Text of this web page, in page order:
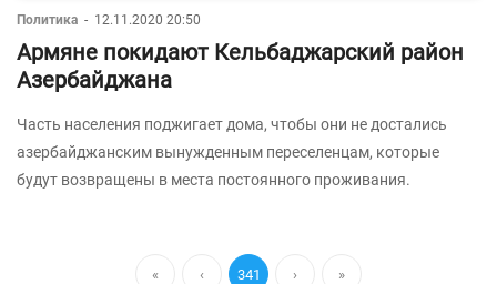
Политика - 12.11.2020 20:50
Армяне покидают Кельбаджарский район
Азербайджана
Часть населения поджигает дома, чтобы они не достались
азербайджанским вынужденным переселенцам, которые
будут возвращены в места постоянного проживания.
« ‹ 341 › »